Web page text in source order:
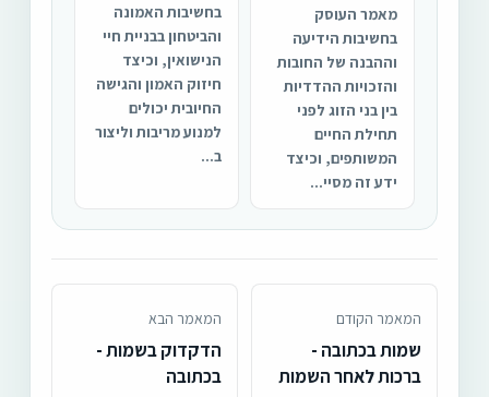
מאמר העוסק
בחשיבות הידיעה
וההבנה של החובות
והזכויות ההדדיות
בין בני הזוג לפני
תחילת החיים
המשותפים, וכיצד
ידע זה מסיי...
בחשיבות האמונה
והביטחון בבניית חיי
הנישואין, וכיצד
חיזוק האמון והגישה
החיובית יכולים
למנוע מריבות וליצור
ב...
המאמר הקודם
שמות בכתובה -
ברכות לאחר השמות
המאמר הבא
הדקדוק בשמות -
בכתובה